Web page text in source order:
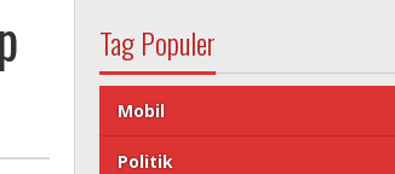
Tag Populer
Mobil
Politik